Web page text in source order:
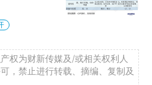
权为财新传媒及/或相关权利人
，禁止进行转载、摘编、复制及